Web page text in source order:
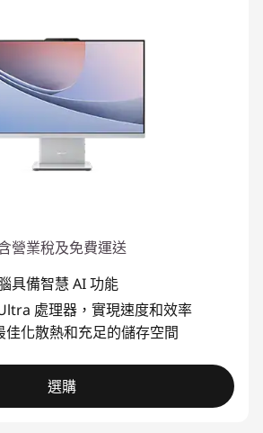
營業稅及免費運送
具備智慧 AI 功能
處理器，實現速度和效率
佳化散熱和充足的儲存空間
選購